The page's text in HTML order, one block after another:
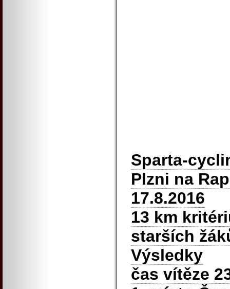
Sparta-
Plzni na
17.8.2016
13 km
starších
Výsledky
čas vítěze